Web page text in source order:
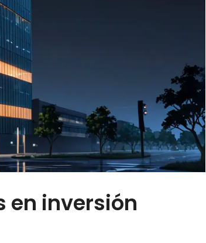
en inversión